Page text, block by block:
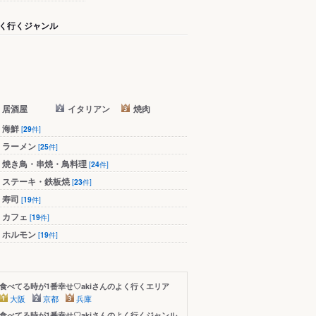
行くジャンル
居酒屋 イタリアン
焼肉
海鮮 [29件]
ラーメン [25件]
焼き鳥・串焼・鳥料理 [24件]
ステーキ・鉄板焼[23件]
寿司 [19件]
カフェ [19件]
ホルモン [19件]
食べてる時が1番幸せ♡akiさんのよく行くエリア
大阪 京都 兵庫